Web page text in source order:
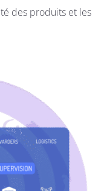
des produits et les